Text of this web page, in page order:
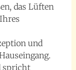
das Lüften
und
spricht